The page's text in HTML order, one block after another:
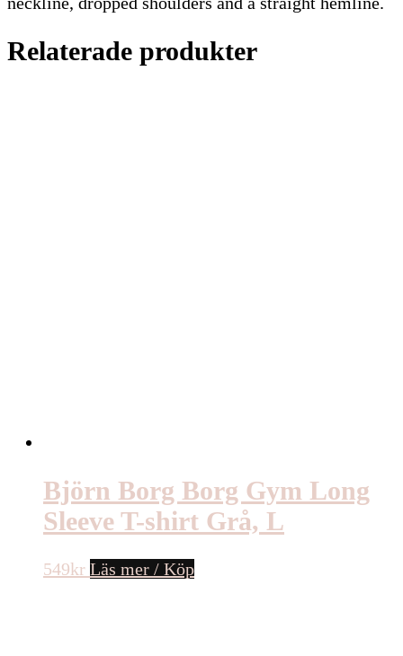
Relaterade produkter
Björn Borg Borg Gym Long
Sleeve T-shirt Grå, L
549kr Läs mer / Köp